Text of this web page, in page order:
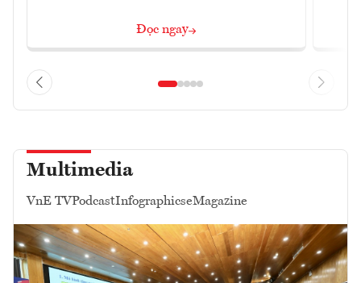
Đọc ngay
Multimedia
VnE TVPodcastInfographicseMagazine